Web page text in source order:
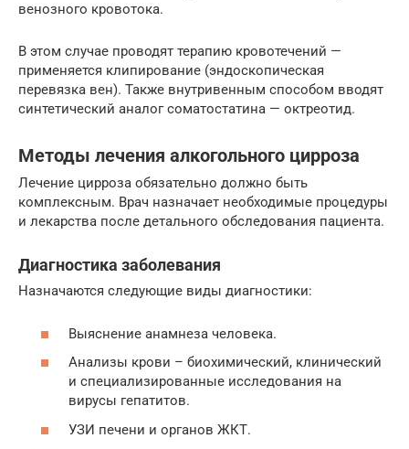
венозного кровотока.
В этом случае проводят терапию кровотечений —
применяется клипирование (эндоскопическая
перевязка вен). Также внутривенным способом вводят
синтетический аналог соматостатина — октреотид.
Методы лечения алкогольного цирроза
Лечение цирроза обязательно должно быть
комплексным. Врач назначает необходимые процедуры
и лекарства после детального обследования пациента.
Диагностика заболевания
Назначаются следующие виды диагностики:
Выяснение анамнеза человека.
Анализы крови – биохимический, клинический
и специализированные исследования на
вирусы гепатитов.
УЗИ печени и органов ЖКТ.